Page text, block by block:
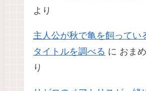
より
主人公が秋で亀を飼ってい
タイトルを調べる に おま
り